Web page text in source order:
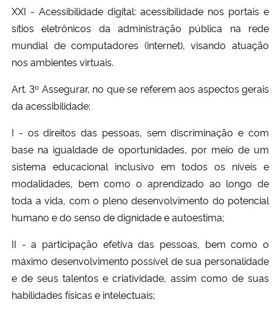
XXI - Acessibilidade digital: acessibilidade nos portais e
sítios eletrônicos da administração pública na rede
mundial de computadores (internet), visando atuação
nos ambientes virtuais.
Art. 3º Assegurar, no que se referem aos aspectos gerais
da acessibilidade:
I - os direitos das pessoas, sem discriminação e com
base na igualdade de oportunidades, por meio de um
sistema educacional inclusivo em todos os níveis e
modalidades, bem como o aprendizado ao longo de
toda a vida, com o pleno desenvolvimento do potencial
humano e do senso de dignidade e autoestima;
II - a participação efetiva das pessoas, bem como o
máximo desenvolvimento possível de sua personalidade
e de seus talentos e criatividade, assim como de suas
habilidades físicas e intelectuais;